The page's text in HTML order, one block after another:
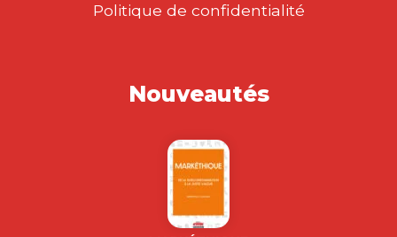
Politique de confidentialité
Nouveautés